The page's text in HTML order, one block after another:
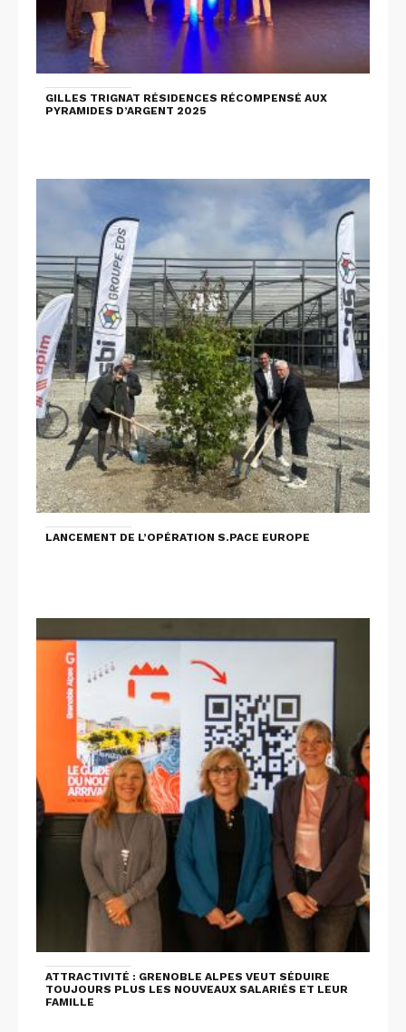
GILLES TRIGNAT RÉSIDENCES RÉCOMPENSÉ AUX
PYRAMIDES D’ARGENT 2025
LANCEMENT DE L’OPÉRATION S.PACE EUROPE
ATTRACTIVITÉ : GRENOBLE ALPES VEUT SÉDUIRE
TOUJOURS PLUS LES NOUVEAUX SALARIÉS ET LEUR
FAMILLE